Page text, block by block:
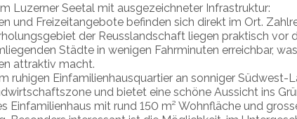
Luzerner Seetal mit ausgezeichneter Infrastruktur:
und Freizeitangebote befinden sich direkt im Ort.
der Reusslandschaft liegen praktisch vor
Städte in wenigen Fahrminuten erreichbar, was
attraktiv macht.
ruhigen Einfamilienhausquartier an sonniger Südwest-
und bietet eine schöne Aussicht ins
mit rund 150 m² Wohnfläche und